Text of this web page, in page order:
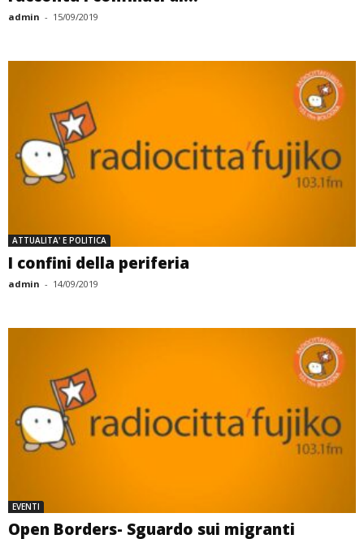
admin - 15/09/2019
ATTUALITA' E POLITICA
I confini della periferia
admin - 14/09/2019
EVENTI
Open Borders- Sguardo sui migranti